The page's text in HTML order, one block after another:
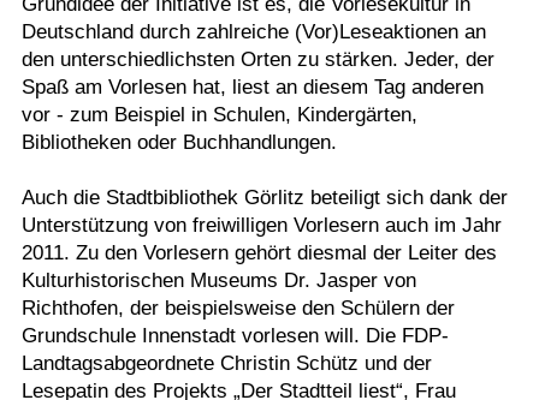
Deutschland durch zahlreiche (Vor)Leseaktionen an
den unterschiedlichsten Orten zu stärken. Jeder, der
Spaß am Vorlesen hat, liest an diesem Tag anderen
vor - zum Beispiel in Schulen, Kindergärten,
Bibliotheken oder Buchhandlungen.
Auch die Stadtbibliothek Görlitz beteiligt sich dank der
Unterstützung von freiwilligen Vorlesern auch im Jahr
2011. Zu den Vorlesern gehört diesmal der Leiter des
Kulturhistorischen Museums Dr. Jasper von
Richthofen, der beispielsweise den Schülern der
Grundschule Innenstadt vorlesen will. Die FDP-
Landtagsabgeordnete Christin Schütz und der
Lesepatin des Projekts „Der Stadtteil liest“, Frau